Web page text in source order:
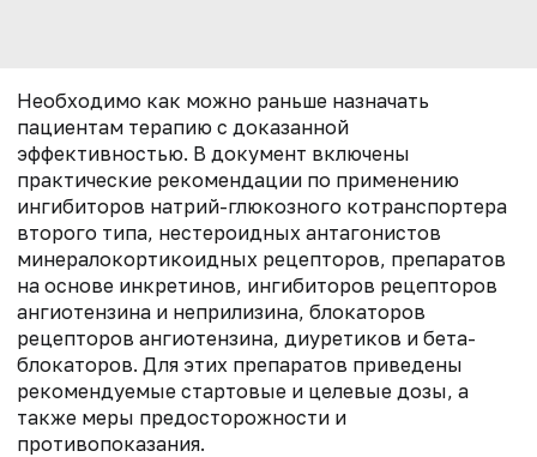
Необходимо как можно раньше назначать
пациентам терапию с доказанной
эффективностью. В документ включены
практические рекомендации по применению
ингибиторов натрий-глюкозного котранспортера
второго типа, нестероидных антагонистов
минералокортикоидных рецепторов, препаратов
на основе инкретинов, ингибиторов рецепторов
ангиотензина и неприлизина, блокаторов
рецепторов ангиотензина, диуретиков и бета-
блокаторов. Для этих препаратов приведены
рекомендуемые стартовые и целевые дозы, а
также меры предосторожности и
противопоказания.